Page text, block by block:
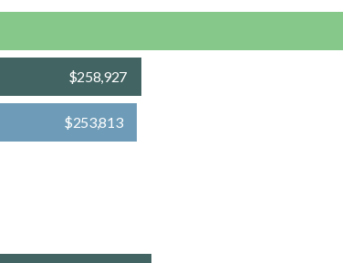
$258,927
$253,813